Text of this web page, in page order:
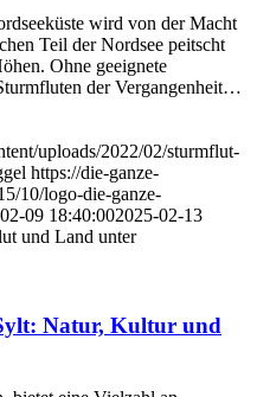
wird von der Macht
Teil der Nordsee peitscht
Ohne geeignete
der Vergangenheit…
uploads/2022/02/sturmflut-
https://die-ganze-
10/logo-die-ganze-
09 18:40:002025-02-13
und Land unter
Natur, Kultur und